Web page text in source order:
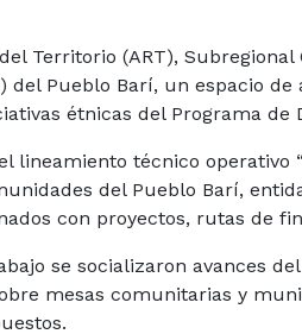
Territorio (ART),
del Pueblo Barí, un espacio
étnicas del Programa
lineamiento técnico
del Pueblo Barí,
con proyectos, rutas de
se socializaron avances
mesas comunitarias y